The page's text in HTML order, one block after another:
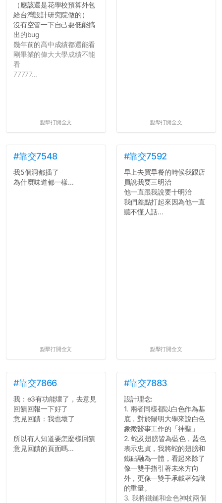
（應該還是花學校預算外包
給台灣設計研究院做的）
沒有空管一下自己耍低能搞
出的bug
幾年前的高中成績都還能看
剛畢業的偉大大學成績不能
看
77777...
點擊打開全文 點擊打開全文
#靠交7548
我5個洞都插了
為什麼味道都一樣...
點擊打開全文
#靠交7592
早上去買早餐的時候我跟店
員說我要三明治
他一直跟我說要十明治
我們差點打起來因為他一直
聽不懂人話...
點擊打開全文
#靠交7866
我：e3有功能壞了，去意見
回饋回報一下好了
意見回饋：我也壞了
所以有人知道要怎麼樣回饋
意見回饋的頁面嗎...
#靠交7883
設計理念:
1. 兩者同樣都以白色作為基
底，對於陽明大學來說白色
象徵醫事工作的「神聖」
2. 蛇及翅膀皆為藍色，藍色
表示忠貞，我將蛇的翅膀和
鐵砧融為一體，看起來除了
像一雙手指引著未來方向
外，更像一雙手承載著知識
的重量。
3. 我將鐵鎚和金色神杖兩個